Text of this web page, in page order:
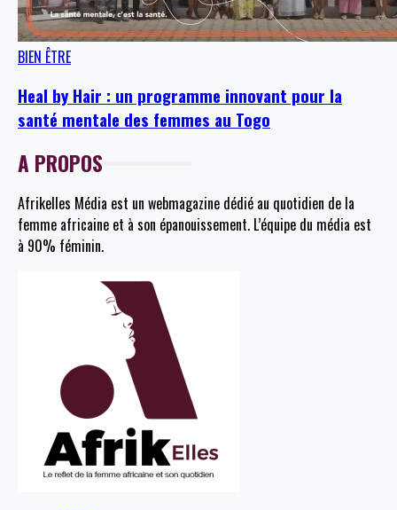
BIEN ÊTRE
Heal by Hair : un programme innovant pour la
santé mentale des femmes au Togo
A PROPOS
Afrikelles Média est un webmagazine dédié au quotidien de la
femme africaine et à son épanouissement. L’équipe du média est
à 90% féminin.